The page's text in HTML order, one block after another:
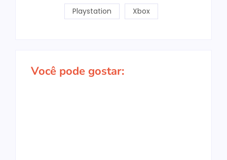
Playstation Xbox
Você pode gostar: